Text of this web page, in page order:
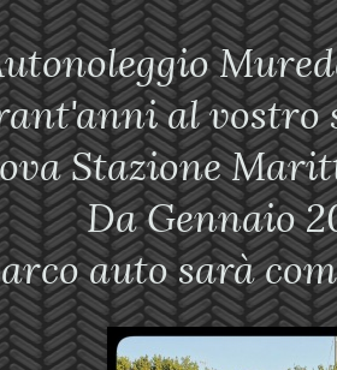
al vostro
Stazione
auto sarà